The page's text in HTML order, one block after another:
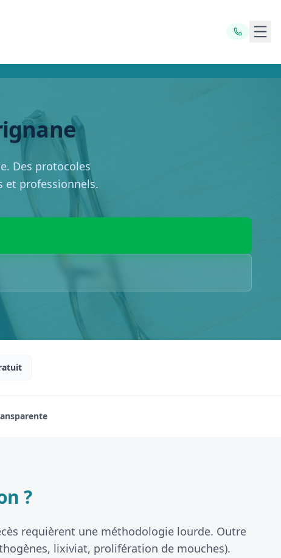
Des protocoles
et professionnels.
?
requièrent une méthodologie lourde. Outre
lixiviat, prolifération de mouches).